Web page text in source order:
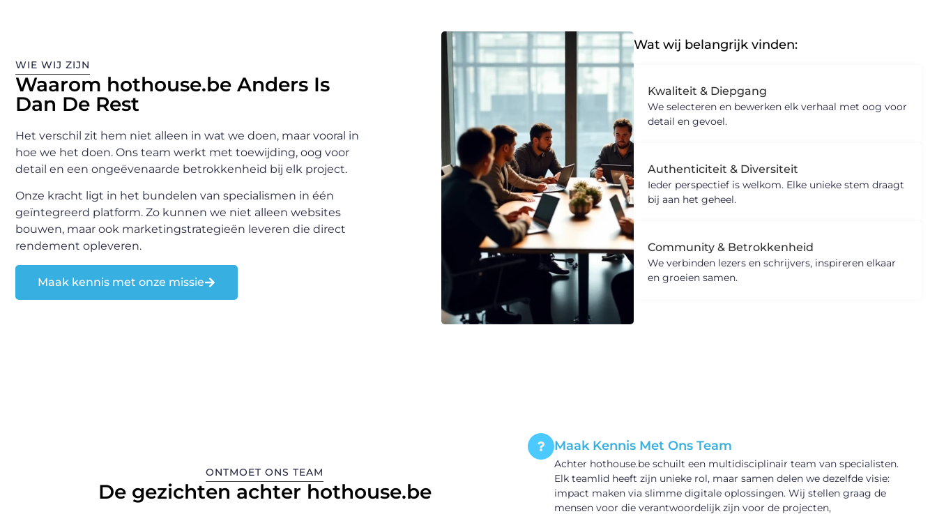
WIE WIJ ZIJN
Waarom hothouse.be Anders Is
Dan De Rest
Het verschil zit hem niet alleen in wat we doen, maar vooral in
hoe we het doen. Ons team werkt met toewijding, oog voor
detail en een ongeëvenaarde betrokkenheid bij elk project.
Onze kracht ligt in het bundelen van specialismen in één
geïntegreerd platform. Zo kunnen we niet alleen websites
bouwen, maar ook marketingstrategieën leveren die direct
rendement opleveren.
Maak kennis met onze missie
Wat wij belangrijk vinden:
Kwaliteit & Diepgang
We selecteren en bewerken elk verhaal met oog voor
detail en gevoel.
Authenticiteit & Diversiteit
Ieder perspectief is welkom. Elke unieke stem draagt
bij aan het geheel.
Community & Betrokkenheid
We verbinden lezers en schrijvers, inspireren elkaar
en groeien samen.
Maak Kennis Met Ons Team
Achter hothouse.be schuilt een multidisciplinair team van specialisten.
Elk teamlid heeft zijn unieke rol, maar samen delen we dezelfde visie:
impact maken via slimme digitale oplossingen. Wij stellen graag de
mensen voor die verantwoordelijk zijn voor de projecten,
ONTMOET ONS TEAM
De gezichten achter hothouse.be